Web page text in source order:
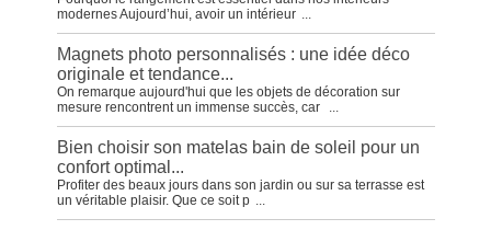
modernes Aujourd’hui, avoir un intérieur ...
Magnets photo personnalisés : une idée déco
originale et tendance...
On remarque aujourd'hui que les objets de décoration sur
mesure rencontrent un immense succès, car
...
Bien choisir son matelas bain de soleil pour un
confort optimal...
Profiter des beaux jours dans son jardin ou sur sa terrasse est
un véritable plaisir. Que ce soit p ...